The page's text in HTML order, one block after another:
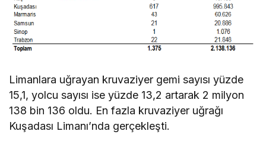
Limanlara uğrayan kruvaziyer gemi sayısı yüzde
15,1, yolcu sayısı ise yüzde 13,2 artarak 2 milyon
138 bin 136 oldu. En fazla kruvaziyer uğrağı
Kuşadası Limanı’nda gerçekleşti.